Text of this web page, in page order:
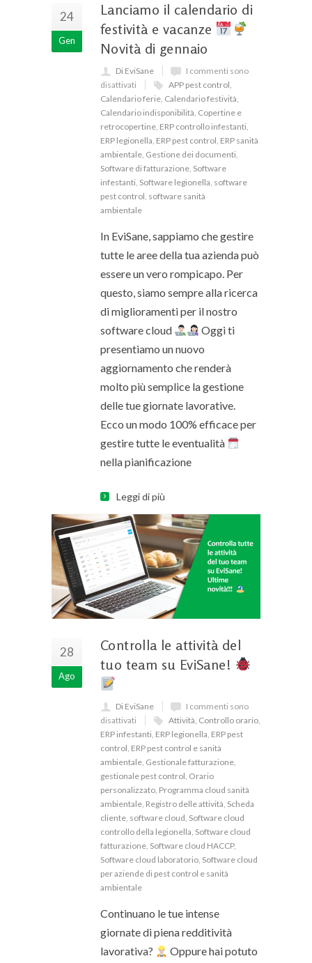
24
Gen
Lanciamo il calendario di
festività e vacanze
Novità di gennaio
Di EviSane
I commenti sono
disattivati
APP pest control,
Calendario ferie, Calendario festività,
Calendario indisponibilità, Copertine e
retrocopertine, ERP controllo infestanti,
ERP legionella, ERP pest control, ERP sanità
ambientale, Gestione dei documenti,
Software di fatturazione, Software
infestanti, Software legionella, software
pest control, software sanità
ambientale
In EviSane, sappiamo che gestire
tutte le aree della tua azienda può
essere un vero rompicapo. Per
questo, siamo sempre alla ricerca
di miglioramenti per il nostro
software cloud
Oggi ti
presentiamo un nuovo
aggiornamento che renderà
molto più semplice la gestione
delle tue giornate lavorative.
Ecco un modo 100% efficace per
gestire tutte le eventualità
nella pianificazione
Leggi di più
28
Ago
Controlla le attività del
tuo team su EviSane!
Di EviSane
I commenti sono
disattivati
Attività, Controllo orario,
ERP infestanti, ERP legionella, ERP pest
control, ERP pest control e sanità
ambientale, Gestionale fatturazione,
gestionale pest control, Orario
personalizzato, Programma cloud sanità
ambientale, Registro delle attività, Scheda
cliente, software cloud, Software cloud
controllo della legionella, Software cloud
fatturazione, Software cloud HACCP,
Software cloud laboratorio, Software cloud
per aziende di pest control e sanità
ambientale
Continuano le tue intense
giornate di piena redditività
lavorativa?
Oppure hai potuto